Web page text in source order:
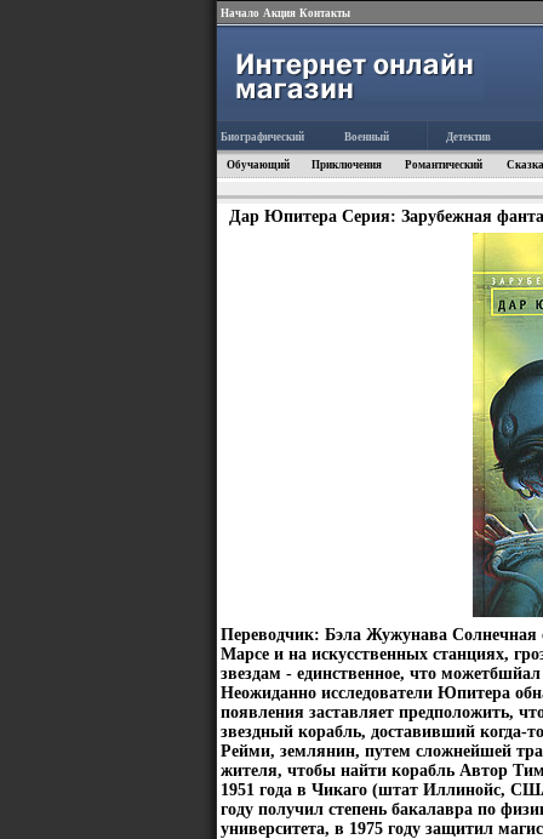
Начало Акция Контакты
Биографический Военный Детектив
Обучающий Приключения Романтический
Дар Юпитера Серия: Зарубежная
Переводчик: Бэла Жужунава Солнечная
Марсе и на искусственных станциях,
звездам - единственное, что
Неожиданно исследователи Юпитера
появления заставляет предположить,
звездный корабль, доставивший когда-
Рейми, землянин, путем сложнейшей
жителя, чтобы найти корабль Автор
1951 года в Чикаго (штат Иллинойс,
году получил степень бакалавра по
университета, в 1975 году защитил